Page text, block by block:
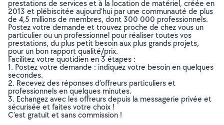
prestations de services et à la location de matériel, créée en
2013 et plébiscitée aujourd’hui par une communauté de plus
de 4,5 millions de membres, dont 300 000 professionnels.
Postez votre demande et trouvez proche de chez vous un
particulier ou un professionnel pour réaliser toutes vos
prestations, du plus petit besoin aux plus grands projets,
pour un bon rapport qualité/prix.
Facilitez votre quotidien en 3 étapes :
1. Postez votre demande : indiquez votre besoin en quelques
secondes.
2. Recevez des réponses d’offreurs particuliers et
professionnels en quelques minutes.
3. Echangez avec les offreurs depuis la messagerie privée et
sécurisée et faites votre choix !
C’est gratuit et sans commission !